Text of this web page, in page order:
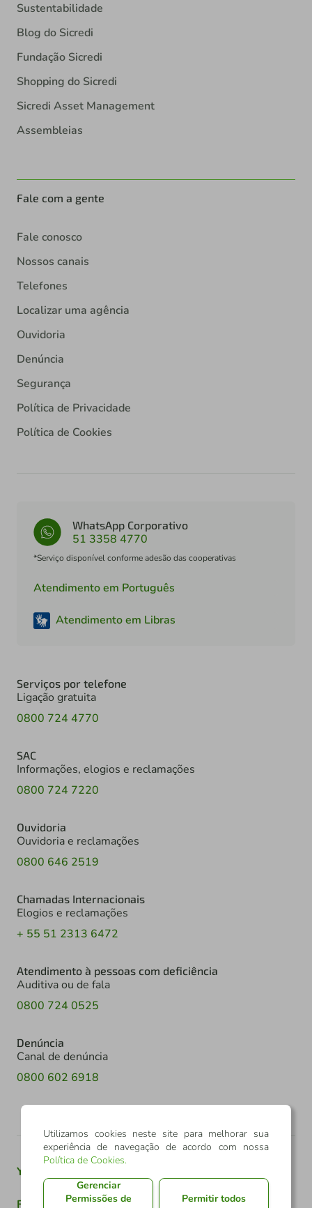
Sustentabilidade
Blog do Sicredi
Fundação Sicredi
Shopping do Sicredi
Sicredi Asset Management
Assembleias
Fale com a gente
Fale conosco
Nossos canais
Telefones
Localizar uma agência
Ouvidoria
Denúncia
Segurança
Política de Privacidade
Política de Cookies
WhatsApp Corporativo
51 3358 4770
*Serviço disponível conforme adesão das cooperativas
Atendimento em Português
Atendimento em Libras
Serviços por telefone
Ligação gratuita
0800 724 4770
SAC
Informações, elogios e reclamações
0800 724 7220
Ouvidoria
Ouvidoria e reclamações
0800 646 2519
Chamadas Internacionais
Elogios e reclamações
+ 55 51 2313 6472
Atendimento à pessoas com deficiência
Auditiva ou de fala
0800 724 0525
Denúncia
Canal de denúncia
0800 602 6918
Youtube
Facebook TikTok
Utilizamos cookies neste site para melhorar sua
experiência de navegação de acordo com nossa
Política de Cookies.
Gerenciar
Permissões de
Permitir todos